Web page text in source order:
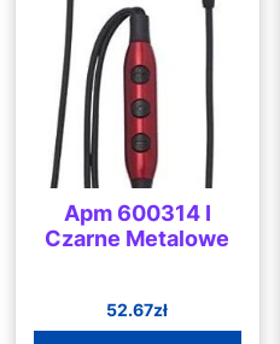
Apm 600314 I
Czarne Metalowe
52.67zł